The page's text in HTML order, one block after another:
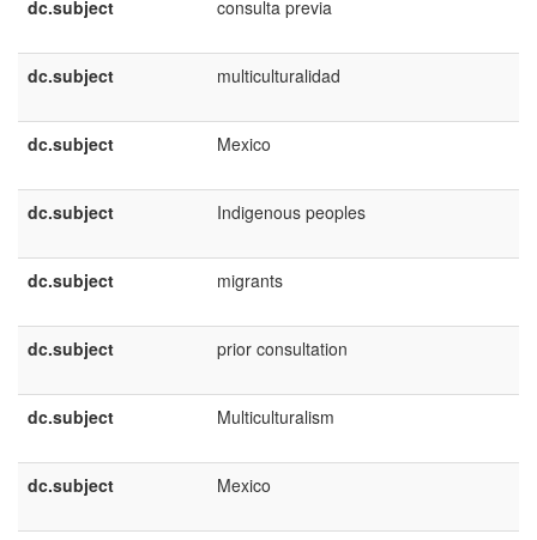
dc.subject consulta previa
dc.subject multiculturalidad
dc.subject Mexico
dc.subject Indigenous peoples
dc.subject migrants
dc.subject prior consultation
dc.subject Multiculturalism
dc.subject Mexico